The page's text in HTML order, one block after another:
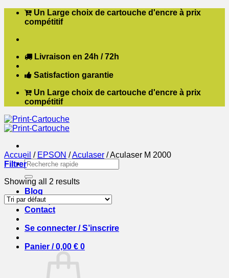
Passer Un Large choix de cartouche d'encre à prix
compétitif
Livraison en 24h / 72h
Satisfaction garantie
Un Large choix de cartouche d'encre à prix
compétitif
Recherche
pour :
Blog
Boutique
Contact
Se connecter / S’inscrire
Panier /0,00 € 0
Accueil / EPSON /Aculaser /Aculaser M 2000
Filtrer
Showing all 2 results